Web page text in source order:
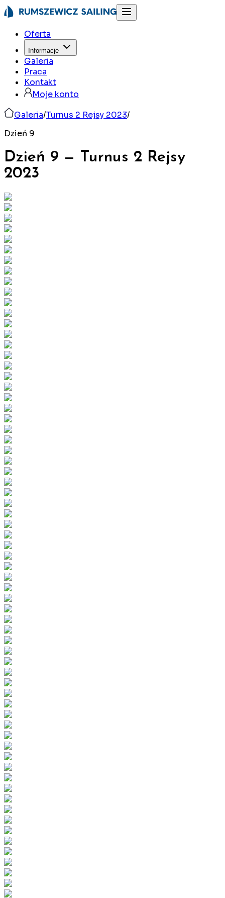
Oferta
Informacje
Galeria
Praca
Kontakt
Moje konto
Galeria/Turnus 2 Rejsy 2023/
Dzień 9
Dzień 9 —
Turnus 2 Rejsy
2023